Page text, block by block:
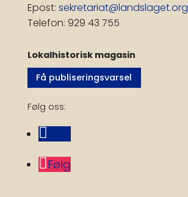
Epost: sekretariat@landslaget.org
Telefon: 929 43 755
Lokalhistorisk magasin
Få publiseringsvarsel
Følg oss:
Følg